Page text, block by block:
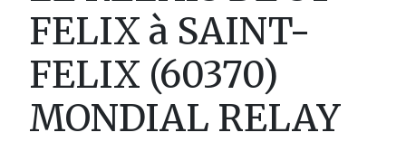
FELIX à SAINT-
FELIX (60370)
MONDIAL RELAY